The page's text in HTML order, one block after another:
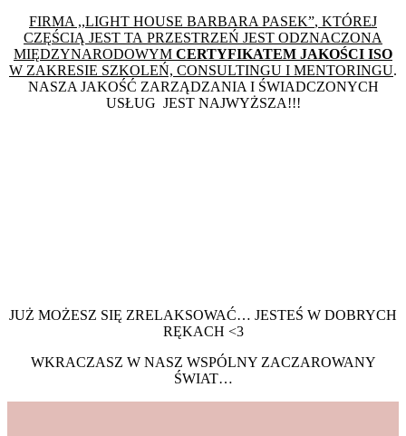
FIRMA ,,LIGHT HOUSE BARBARA PASEK”, KTÓREJ
CZĘŚCIĄ JEST TA PRZESTRZEŃ JEST ODZNACZONA
MIĘDZYNARODOWYM CERTYFIKATEM JAKOŚCI ISO
W ZAKRESIE SZKOLEŃ, CONSULTINGU I MENTORINGU.
NASZA JAKOŚĆ ZARZĄDZANIA I ŚWIADCZONYCH
USŁUG JEST NAJWYŻSZA!!!
JUŻ MOŻESZ SIĘ ZRELAKSOWAĆ… JESTEŚ W DOBRYCH
RĘKACH <3
WKRACZASZ W NASZ WSPÓLNY ZACZAROWANY
ŚWIAT…